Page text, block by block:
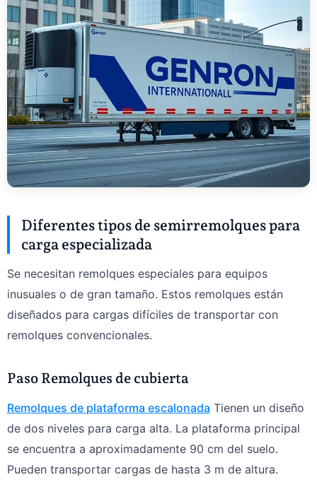
Diferentes tipos de semirremolques para
carga especializada
Se necesitan remolques especiales para equipos
inusuales o de gran tamaño. Estos remolques están
diseñados para cargas difíciles de transportar con
remolques convencionales.
Paso Remolques de cubierta
Remolques de plataforma escalonada Tienen un diseño
de dos niveles para carga alta. La plataforma principal
se encuentra a aproximadamente 90 cm del suelo.
Pueden transportar cargas de hasta 3 m de altura.